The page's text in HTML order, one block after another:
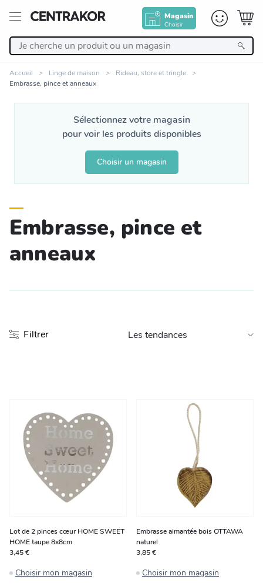
Magasin
Choisir
Décoration
Linge de maison
Cuisine et art de la table
Salle de bain et beauté
Animalerie
Accueil Linge de maison
Rideau, store et tringle
Embrasse, pince et anneaux
Sélectionnez votre magasin
pour voir les produits disponibles
Choisir un magasin
Embrasse, pince et
anneaux
Filtrer
Lot de 2 pinces cœur HOME SWEET
HOME taupe 8x8cm
3,45 €
Choisir mon magasin
Embrasse aimantée bois OTTAWA
naturel
3,85 €
Choisir mon magasin